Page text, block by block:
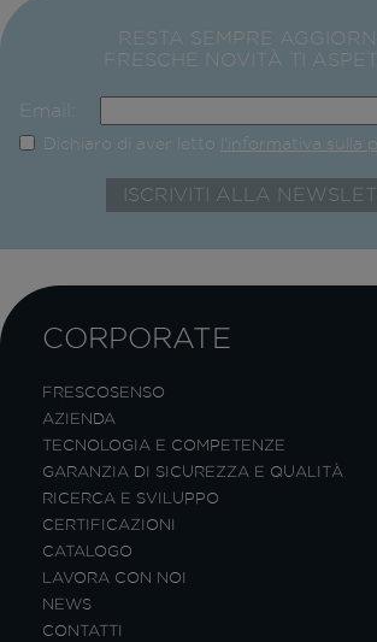
RESTA SEMPRE
FRESCHE NOVITÀ TI
Email:
Dichiaro di aver letto l'informativa sulla
CORPORATE
FRESCOSENSO
AZIENDA
TECNOLOGIA E COMPETENZE
GARANZIA DI SICUREZZA E QUALITÀ
RICERCA E SVILUPPO
CERTIFICAZIONI
CATALOGO
LAVORA CON NOI
NEWS
CONTATTI